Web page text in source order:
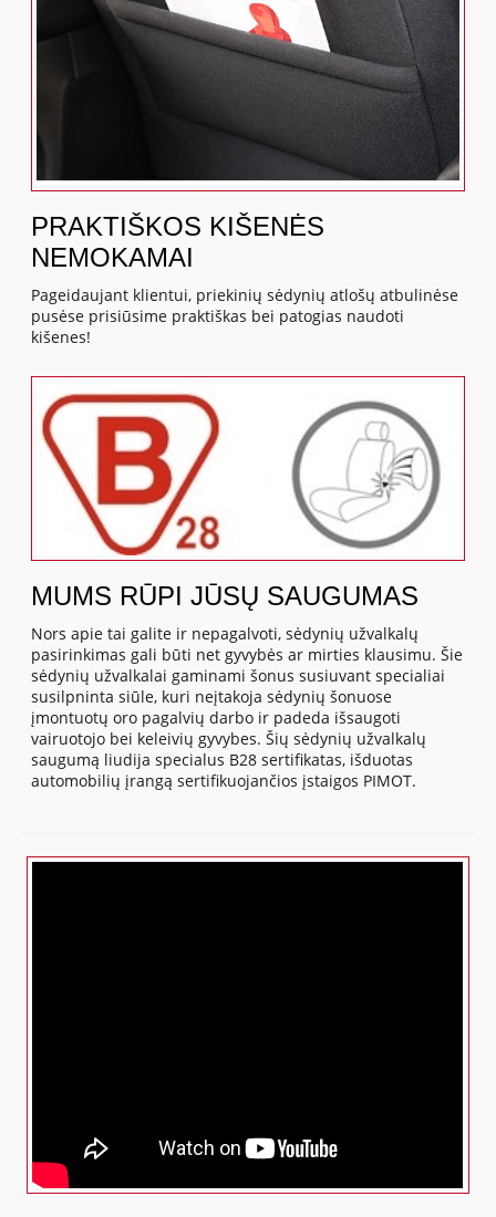
PRAKTIŠKOS KIŠENĖS
NEMOKAMAI
Pageidaujant klientui, priekinių sėdynių atlošų atbulinėse
pusėse prisiūsime praktiškas bei patogias naudoti
kišenes!
MUMS RŪPI JŪSŲ SAUGUMAS
Nors apie tai galite ir nepagalvoti, sėdynių užvalkalų
pasirinkimas gali būti net gyvybės ar mirties klausimu. Šie
sėdynių užvalkalai gaminami šonus susiuvant specialiai
susilpninta siūle, kuri neįtakoja sėdynių šonuose
įmontuotų oro pagalvių darbo ir padeda išsaugoti
vairuotojo bei keleivių gyvybes. Šių sėdynių užvalkalų
saugumą liudija specialus B28 sertifikatas, išduotas
automobilių įrangą sertifikuojančios įstaigos PIMOT.